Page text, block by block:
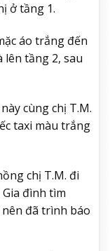
ở tầng 1.
áo trắng đến
lên tầng 2, sau
cùng chị T.M.
taxi màu trắng
chị T.M. đi
đình tìm
đã trình báo